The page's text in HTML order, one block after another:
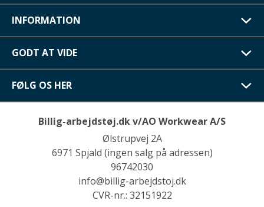
INFORMATION
GODT AT VIDE
FØLG OS HER
Billig-arbejdstøj.dk v/AO Workwear A/S
Ølstrupvej 2A
6971 Spjald (ingen salg på adressen)
96742030
info@billig-arbejdstoj.dk
CVR-nr.: 32151922